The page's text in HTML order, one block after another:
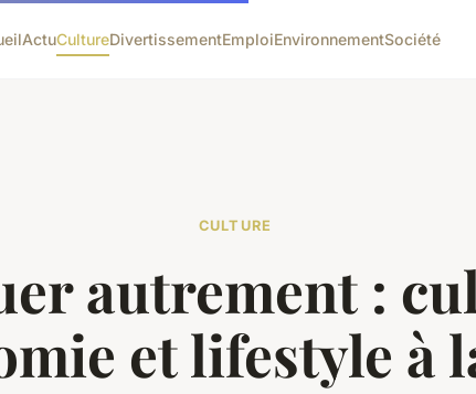
ActuCultureDivertissementEmploiEnvironnementSociété
CULTURE
autrement :
et lifestyle à